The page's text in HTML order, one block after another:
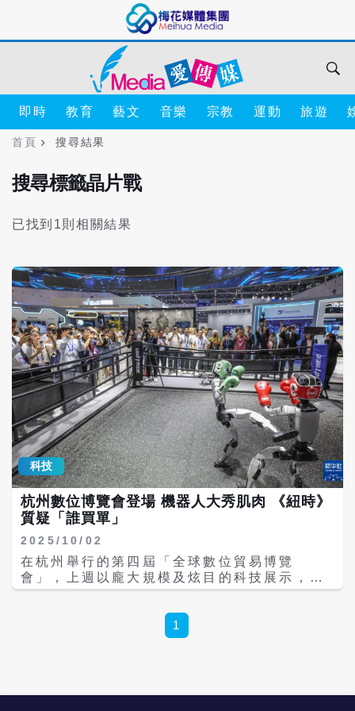
即時 教育 藝文 音樂 宗教 運動 旅遊
首頁 搜尋結果
搜尋標籤晶片戰
已找到1則相關結果
科技
杭州數位博覽會登場 機器人大秀肌肉 《紐時》
質疑「誰買單」
2025/10/02
在杭州舉行的第四屆「全球數位貿易博覽
會」，上週以龐大規模及炫目的科技展示，成
為中國對抗美國科技圍堵的最新舞台。現場展
設備，到協助長者情感支援機器人、自駕遊
艇，以及超過百家中國電動車品牌的新款車
1